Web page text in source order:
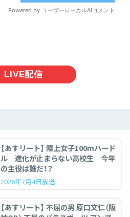
LIVE配信
【あすリート】 陸上女子100mハード
ル 進化が止まらない高校生 今年
の主役は誰だ！？
2026年7月4日放送
【あすリート】 不屈の男 原口文仁（阪